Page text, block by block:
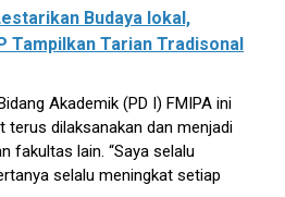
Budaya lokal,
Tampilkan Tarian Tradisonal
Akademik (PD I) FMIPA ini
terus dilaksanakan dan menjadi
fakultas lain. “Saya selalu
selalu meningkat setiap